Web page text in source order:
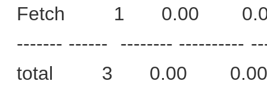
Fetch
1 0.00
------- ------
-------- ----------
total
3 0.00